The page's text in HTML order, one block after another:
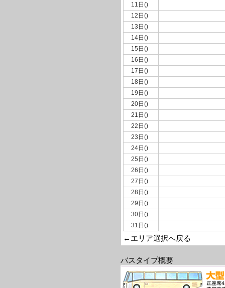
11日()
12日()
13日()
14日()
15日()
16日()
17日()
18日()
19日()
20日()
21日()
22日()
23日()
24日()
25日()
26日()
27日()
28日()
29日()
30日()
31日()
←エリア選択へ戻る
バスタイプ概要